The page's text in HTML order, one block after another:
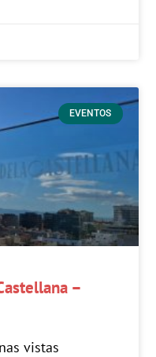
EVENTOS
–
vistas